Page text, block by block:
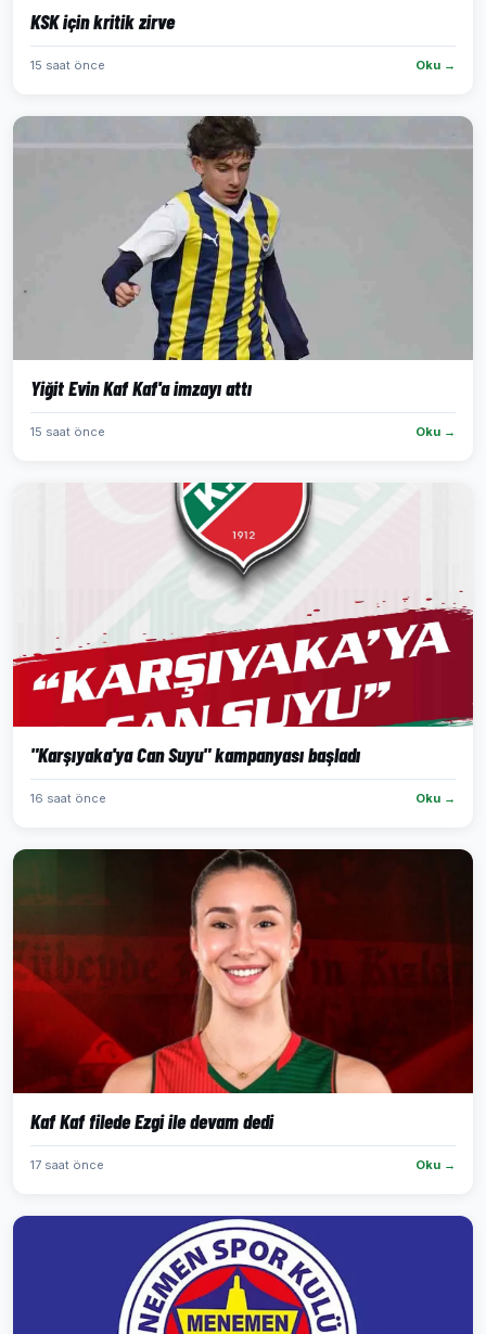
KSK için kritik zirve
15 saat önce Oku →
Yiğit Evin Kaf Kaf'a imzayı attı
15 saat önce Oku →
"Karşıyaka'ya Can Suyu" kampanyası başladı
16 saat önce Oku →
Kaf Kaf filede Ezgi ile devam dedi
17 saat önce Oku →